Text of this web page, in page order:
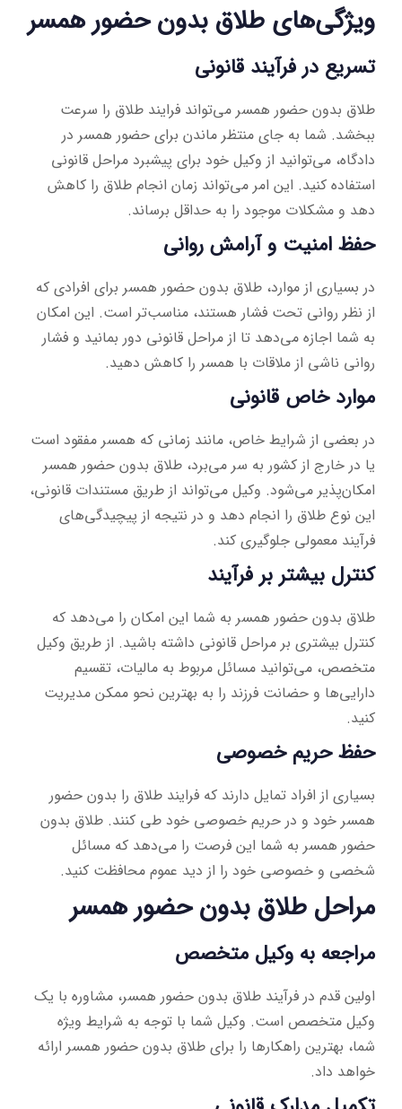
ویژگی‌های طلاق بدون حضور همسر
تسریع در فرآیند قانونی
طلاق بدون حضور همسر می‌تواند فرایند طلاق را سرعت
ببخشد. شما به جای منتظر ماندن برای حضور همسر در
دادگاه، می‌توانید از وکیل خود برای پیشبرد مراحل قانونی
استفاده کنید. این امر می‌تواند زمان انجام طلاق را کاهش
دهد و مشکلات موجود را به حداقل برساند.
حفظ امنیت و آرامش روانی
در بسیاری از موارد، طلاق بدون حضور همسر برای افرادی که
از نظر روانی تحت فشار هستند، مناسب‌تر است. این امکان
به شما اجازه می‌دهد تا از مراحل قانونی دور بمانید و فشار
روانی ناشی از ملاقات با همسر را کاهش دهید.
موارد خاص قانونی
در بعضی از شرایط خاص، مانند زمانی که همسر مفقود است
یا در خارج از کشور به سر می‌برد، طلاق بدون حضور همسر
امکان‌پذیر می‌شود. وکیل می‌تواند از طریق مستندات قانونی،
این نوع طلاق را انجام دهد و در نتیجه از پیچیدگی‌های
فرآیند معمولی جلوگیری کند.
کنترل بیشتر بر فرآیند
طلاق بدون حضور همسر به شما این امکان را می‌دهد که
کنترل بیشتری بر مراحل قانونی داشته باشید. از طریق وکیل
متخصص، می‌توانید مسائل مربوط به مالیات، تقسیم
دارایی‌ها و حضانت فرزند را به بهترین نحو ممکن مدیریت
کنید.
حفظ حریم خصوصی
بسیاری از افراد تمایل دارند که فرایند طلاق را بدون حضور
همسر خود و در حریم خصوصی خود طی کنند. طلاق بدون
حضور همسر به شما این فرصت را می‌دهد که مسائل
شخصی و خصوصی خود را از دید عموم محافظت کنید.
مراحل طلاق بدون حضور همسر
مراجعه به وکیل متخصص
اولین قدم در فرآیند طلاق بدون حضور همسر، مشاوره با یک
وکیل متخصص است. وکیل شما با توجه به شرایط ویژه
شما، بهترین راهکارها را برای طلاق بدون حضور همسر ارائه
خواهد داد.